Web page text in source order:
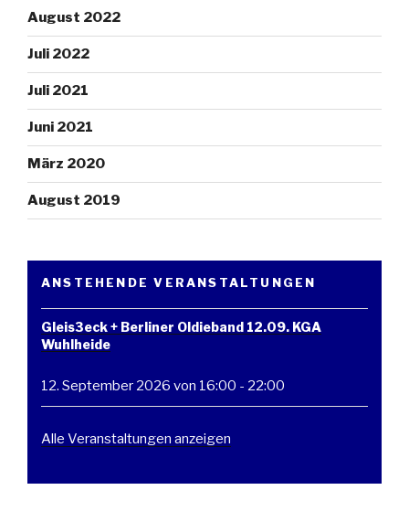
August 2022
Juli 2022
Juli 2021
Juni 2021
März 2020
August 2019
ANSTEHENDE VERANSTALTUNGEN
Gleis3eck + Berliner Oldieband 12.09. KGA
Wuhlheide
12. September 2026 von 16:00 - 22:00
Alle Veranstaltungen anzeigen